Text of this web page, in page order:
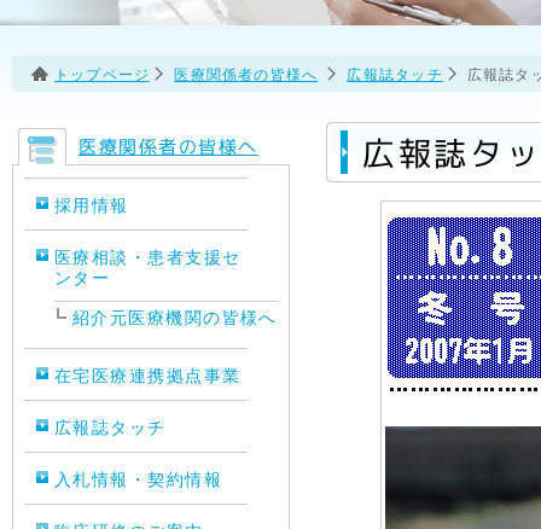
トップページ 医療関係者の皆様へ 広報誌タッチ 広報誌タ
広報誌タ
医療関係者の皆様へ
採用情報
医療相談・患者支援セ
ンター
紹介元医療機関の皆様へ
在宅医療連携拠点事業
広報誌タッチ
入札情報・契約情報